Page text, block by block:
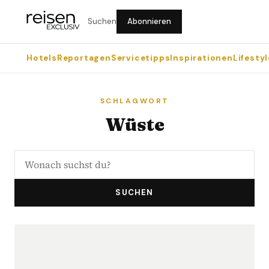
Suchen Abonnieren
HotelsReportagenServicetippsInspirationen
SCHLAGWORT
Wüste
SUCHEN